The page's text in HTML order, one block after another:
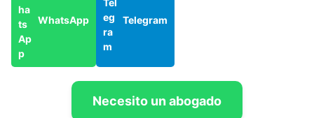
WhatsApp Telegram
Necesito un abogado